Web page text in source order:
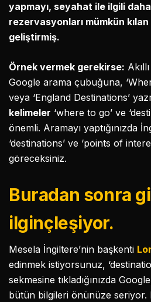
yapmayı, seyahat ile ilgili
rezervasyonları mümkün
geliştirmiş.
Örnek vermek gerekirse:
Google arama çubuğuna,
veya ‘England Destinations’
kelimeler ‘where to go’ ve
önemli. Aramayı yaptığınızda
‘destinations’ ve ‘points of
göreceksiniz.
Buradan sonra
ilginçleşiyor.
Mesela İngiltere’nin başkenti
edinmek istiyorsunuz,
sekmesine tıkladığınızda
bütün bilgileri önünüze seriyor.